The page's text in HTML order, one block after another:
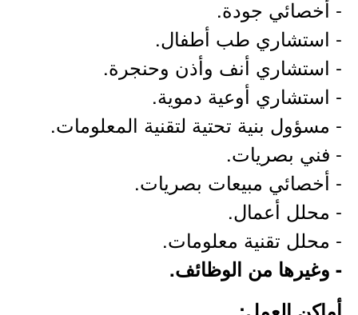
- أخصائي جودة.
- استشاري طب أطفال.
- استشاري أنف وأذن وحنجرة.
- استشاري أوعية دموية.
- مسؤول بنية تحتية لتقنية المعلومات.
- فني بصريات.
- أخصائي مبيعات بصريات.
- محلل أعمال.
- محلل تقنية معلومات.
- وغيرها من الوظائف.